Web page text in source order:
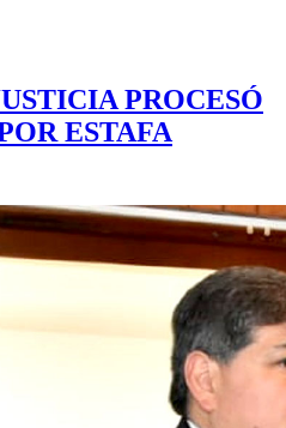
PROCESÓ
ESTAFA